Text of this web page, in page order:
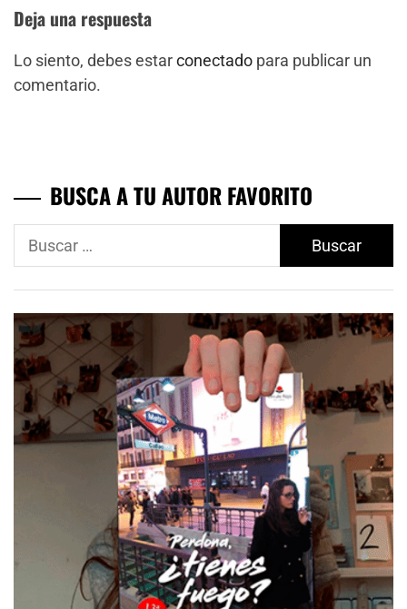
Deja una respuesta
Lo siento, debes estarconectado para publicar un
comentario.
BUSCA A TU AUTOR FAVORITO
Buscar: